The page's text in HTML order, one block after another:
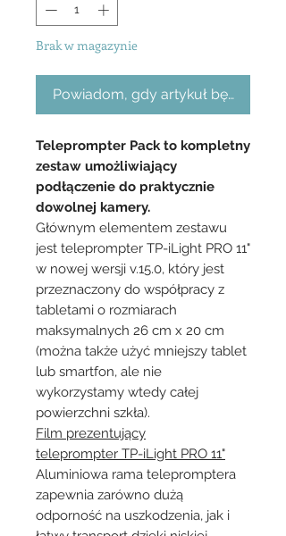
Brak w magazynie
Powiadom, gdy artykuł będzie
Teleprompter Pack to kompletny
zestaw umożliwiający
podłączenie do praktycznie
dowolnej kamery.
Głównym elementem zestawu
jest teleprompter TP-iLight PRO 11"
w nowej wersji v.15.0, który jest
przeznaczony do współpracy z
tabletami o rozmiarach
maksymalnych 26 cm x 20 cm
(można także użyć mniejszy tablet
lub smartfon, ale nie
wykorzystamy wtedy całej
powierzchni szkła).
Film prezentujący
teleprompter TP-iLight PRO 11"
Aluminiowa rama telepromptera
zapewnia zarówno dużą
odporność na uszkodzenia, jak i